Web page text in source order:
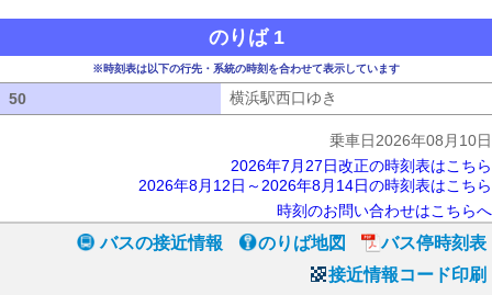
のりば 1
※時刻表は以下の行先・系統の時刻を合わせて表示しています
50 横浜駅西口ゆき
乗車日2026年08月10日
2026年7月27日改正の時刻表はこちら
2026年8月12日～2026年8月14日の時刻表はこちら
時刻のお問い合わせはこちらへ
バスの接近情報 のりば地図
バス停時刻表
接近情報コード印刷